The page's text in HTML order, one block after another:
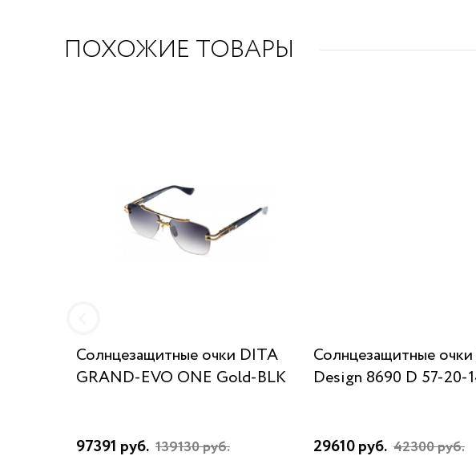
ПОХОЖИЕ ТОВАРЫ
Солнцезащитные очки DITA
GRAND-EVO ONE Gold-BLK
97391 руб. 139130 руб.
Солнцезащитные
Design 8690 D 57-20-
29610 руб. 42300 руб.